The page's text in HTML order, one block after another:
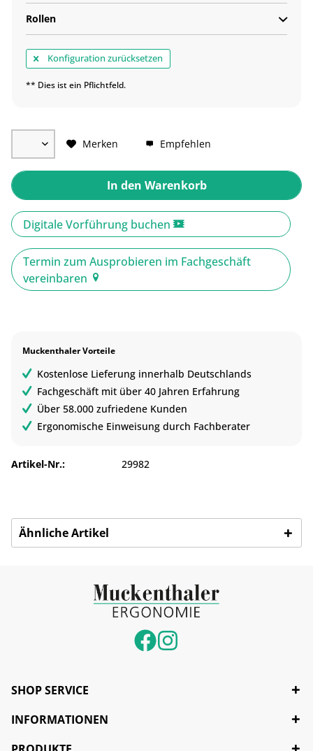
Rollen
Konfiguration zurücksetzen
** Dies ist ein Pflichtfeld.
Merken Empfehlen
In den Warenkorb
Digitale Vorführung buchen
Termin zum Ausprobieren im Fachgeschäft
vereinbaren
Muckenthaler Vorteile
Kostenlose Lieferung innerhalb Deutschlands
Fachgeschäft mit über 40 Jahren Erfahrung
Über 58.000 zufriedene Kunden
Ergonomische Einweisung durch Fachberater
Artikel-Nr.: 29982
Ähnliche Artikel
SHOP SERVICE
INFORMATIONEN